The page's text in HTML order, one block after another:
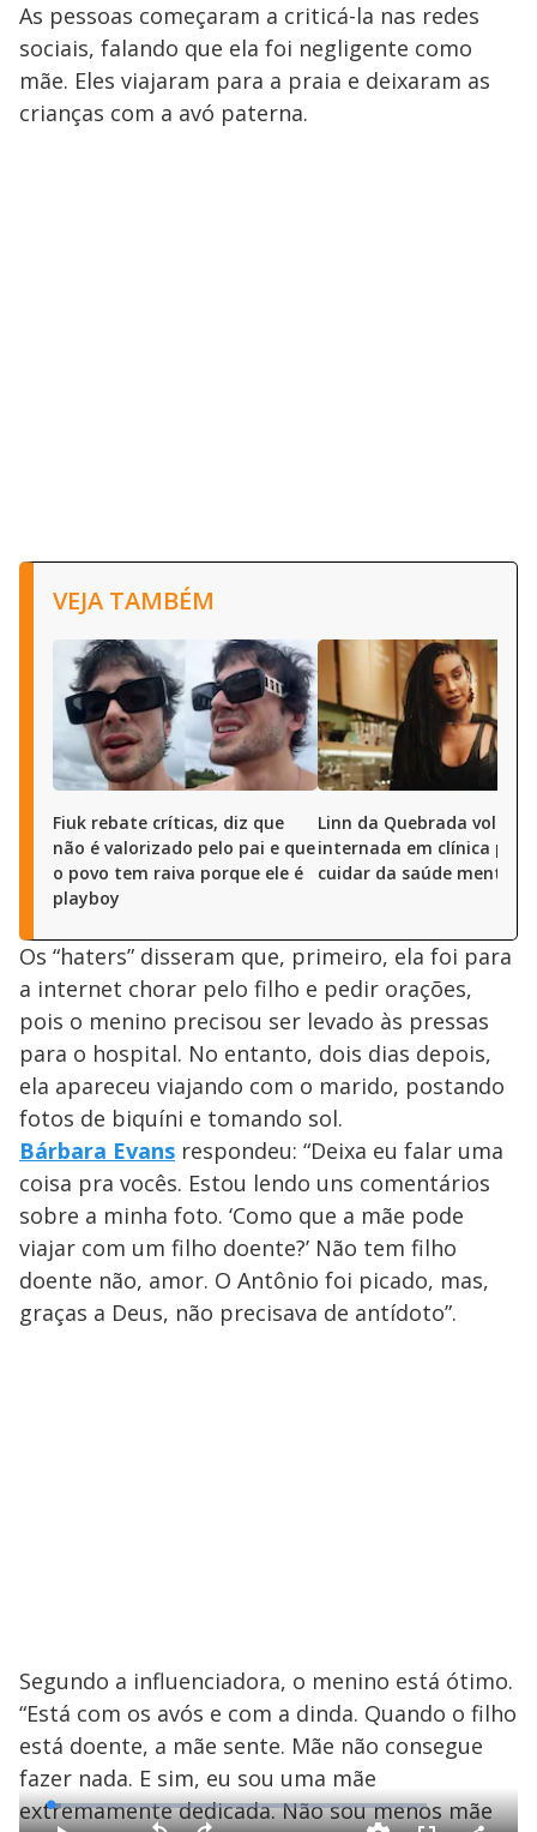
As pessoas começaram a criticá-la nas redes
sociais, falando que ela foi negligente como
mãe. Eles viajaram para a praia e deixaram as
crianças com a avó paterna.
VEJA TAMBÉM
Fiuk rebate críticas, diz que
não é valorizado pelo pai e que
o povo tem raiva porque ele é
playboy
Linn da Quebrada volta a
internada em clínica para
cuidar da saúde mental
Os “haters” disseram que, primeiro, ela foi para
a internet chorar pelo filho e pedir orações,
pois o menino precisou ser levado às pressas
para o hospital. No entanto, dois dias depois,
ela apareceu viajando com o marido, postando
fotos de biquíni e tomando sol.
Bárbara Evans respondeu: “Deixa eu falar uma
coisa pra vocês. Estou lendo uns comentários
sobre a minha foto. ‘Como que a mãe pode
viajar com um filho doente?’ Não tem filho
doente não, amor. O Antônio foi picado, mas,
graças a Deus, não precisava de antídoto”.
Segundo a influenciadora, o menino está ótimo.
“Está com os avós e com a dinda. Quando o filho
está doente, a mãe sente. Mãe não consegue
fazer nada. E sim, eu sou uma mãe
extremamente dedicada. Não sou menos mãe
L
o